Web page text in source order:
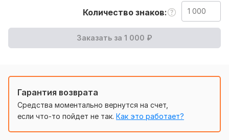
• текстов лендингов | сайтов.
Перевод на украинский язык:
• грамотный (ошибки в переводе исключены, поскольку я
• в срок (поскольку я педантичный и пунктуальный
человек, в моих интересах выполнить работу точно в
Нужно для заказа:
Количество знаков
Заказать за 1 000 ₽
Гарантия возврата
Средства моментально вернутся на счет,
если что-то пойдет не так. Как это работает?